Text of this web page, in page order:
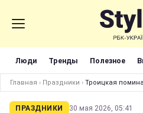
Люди Тренды Полезное
Главная › Праздники › Троицкая
ПРАЗДНИКИ 30 мая 2026, 05:41